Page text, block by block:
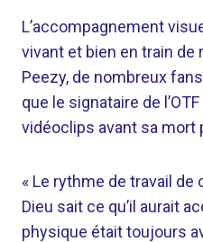
L’accompagnement
vivant et bien en train de
Peezy, de nombreux
que le signataire de
vidéoclips avant sa mort
« Le rythme de travail
Dieu sait ce qu’il aurait
physique était toujours